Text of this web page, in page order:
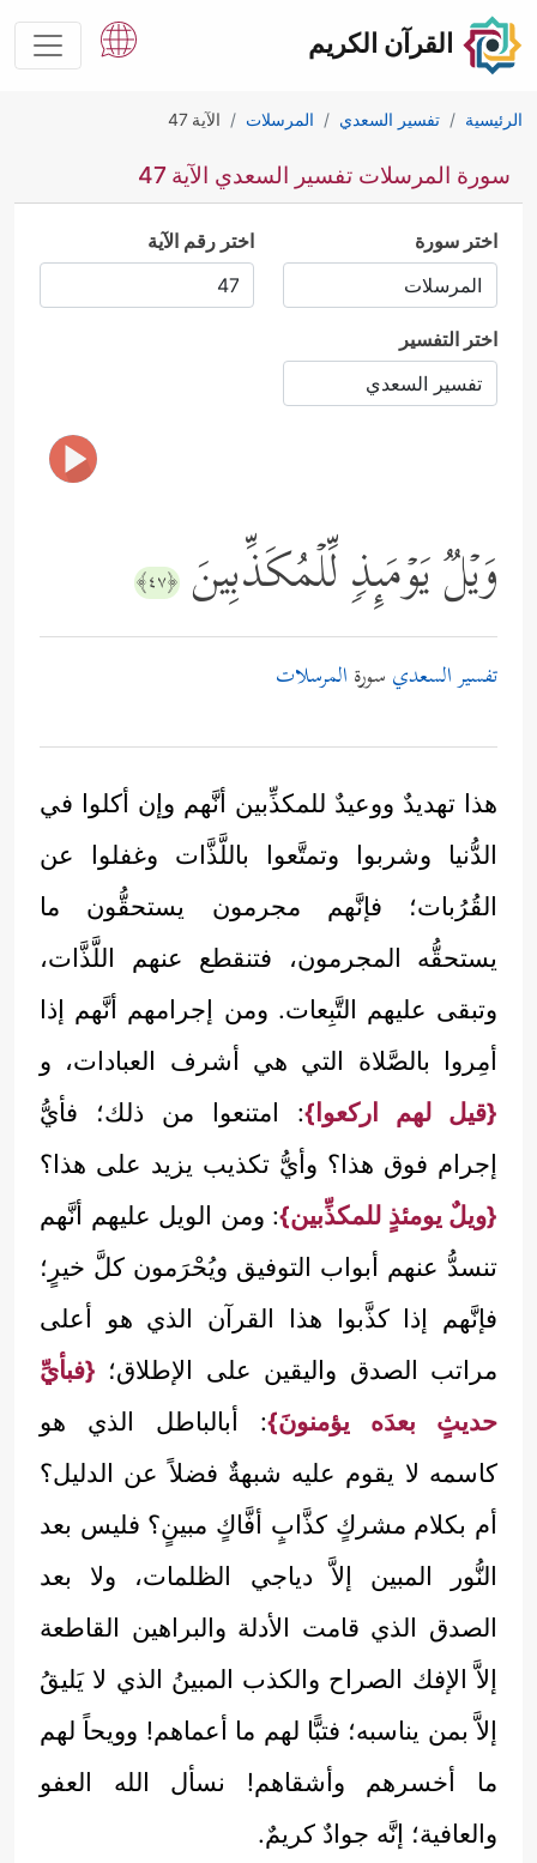
القرآن الكريم
الرئيسية تفسير السعدي المرسلات الآية 47
سورة المرسلات تفسير السعدي الآية 47
اختر سورة اختر رقم الآية
اختر التفسير
وَیۡلࣱ یَوۡمَىِٕذࣲ لِّلۡمُكَذِّبِینَ ﴿٤٧﴾
تفسير السعدي سورة المرسلات
هذا تهديدٌ ووعيدٌ للمكذِّبين أنَّهم وإن أكلوا في
الدُّنيا وشربوا وتمتَّعوا باللَّذَّات وغفلوا عن
القُرُبات؛ فإنَّهم مجرمون يستحقُّون ما
يستحقُّه المجرمون، فتنقطع عنهم اللَّذَّات،
وتبقى عليهم التَّبِعات. ومن إجرامهم أنَّهم إذا
أمِروا بالصَّلاة التي هي أشرف العبادات، و
{قيل لهم اركعوا}: امتنعوا من ذلك؛ فأيُّ
إجرام فوق هذا؟ وأيُّ تكذيب يزيد على هذا؟
{ويلٌ يومئذٍ للمكذِّبين}: ومن الويل عليهم أنَّهم
تنسدُّ عنهم أبواب التوفيق ويُحْرَمون كلَّ خيرٍ؛
فإنَّهم إذا كذَّبوا هذا القرآن الذي هو أعلى
مراتب الصدق واليقين على الإطلاق؛ {فبأيِّ
حديثٍ بعدَه يؤمنونَ}: أبالباطل الذي هو
كاسمه لا يقوم عليه شبهةٌ فضلاً عن الدليل؟
أم بكلام مشركٍ كذَّابٍ أفَّاكٍ مبينٍ؟ فليس بعد
النُّور المبين إلاَّ دياجي الظلمات، ولا بعد
الصدق الذي قامت الأدلة والبراهين القاطعة
إلاَّ الإفك الصراح والكذب المبينُ الذي لا يَليقُ
إلاَّ بمن يناسبه؛ فتبًّا لهم ما أعماهم! وويحاً لهم
ما أخسرهم وأشقاهم! نسأل الله العفو
والعافية؛ إنَّه جوادٌ كريمٌ.